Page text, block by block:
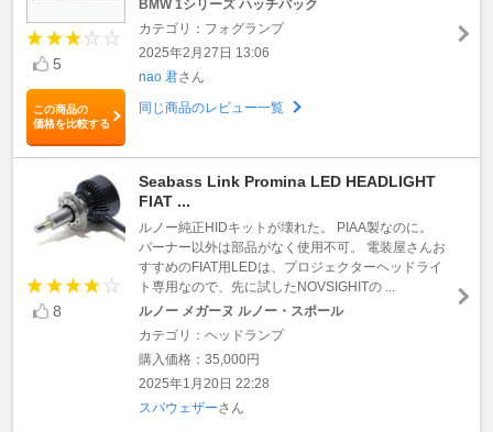
5
この商品の
価格を比較する
BMW 1シリーズ ハッチバック
カテゴリ：フォグランプ
2025年2月27日 13:06
nao 君さん
同じ商品のレビュー一覧
8
Seabass Link Promina LED HEADLIGHT
FIAT ...
ルノー純正HIDキットが壊れた。 PIAA製なのに。
バーナー以外は部品がなく使用不可。 電装屋さんお
すすめのFIAT用LEDは、プロジェクターヘッドライ
ト専用なので、先に試したNOVSIGHITの ...
ルノー メガーヌ ルノー・スポール
カテゴリ：ヘッドランプ
購入価格：35,000円
2025年1月20日 22:28
スパウェザーさん